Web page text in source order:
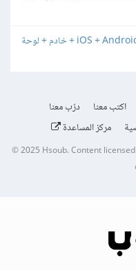
اكتب معنا
درّب معنا
مركز المساعدة
© 2025 Hsoub.Content